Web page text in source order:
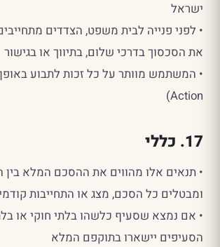
ישראל
• לפני פנייה לבית משפט, הצדדים
את הסכסוך בדרכי שלום, בתיווך או בגישור
Action)
17. כללי
• תנאים אלו מהווים את ההסכם המלא בין
ומבטלים כל הסכם, מצג או התחייבות
• אם נמצא שסעיף כלשהו בלתי חוקי או
הסעיפים יישארו בתוקפם המלא